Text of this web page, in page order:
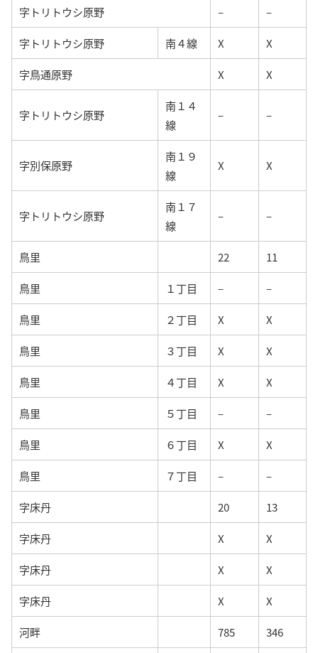
字トリトウシ原野 – –
字トリトウシ原野 南４線 X X
字鳥通原野 X X
字トリトウシ原野
南１４
線
– –
字別保原野
南１９
線
X X
字トリトウシ原野
南１７
線
– –
鳥里 22 11
鳥里 １丁目 – –
鳥里 ２丁目 X X
鳥里 ３丁目 X X
鳥里 ４丁目 X X
鳥里 ５丁目 – –
鳥里 ６丁目 X X
鳥里 ７丁目 – –
字床丹 20 13
字床丹 X X
字床丹 X X
字床丹 X X
河畔 785 346